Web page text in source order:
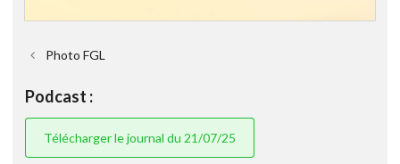
Photo FGL
Podcast :
Télécharger le journal du 21/07/25